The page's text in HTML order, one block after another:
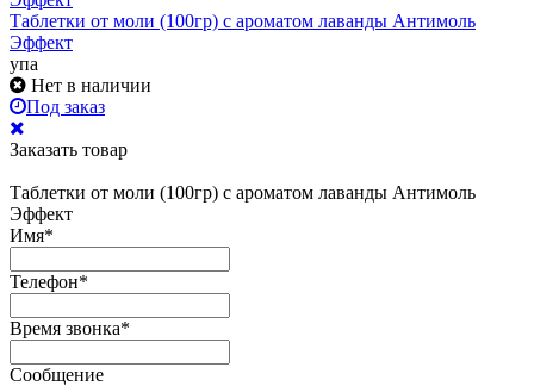
Таблетки от моли (100гр) с ароматом лаванды Антимоль
Эффект
упа
Нет в наличии
Под заказ
Заказать товар
Таблетки от моли (100гр) с ароматом лаванды Антимоль
Эффект
Имя*
Телефон*
Время звонка*
Сообщение